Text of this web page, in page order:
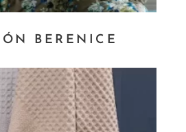
BERENICE